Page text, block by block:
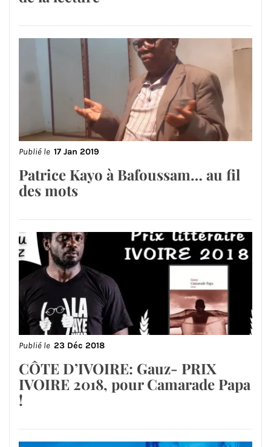
Publié le 17 Jan 2019
Patrice Kayo à Bafoussam… au fil
des mots
Publié le 23 Déc 2018
CÔTE D’IVOIRE: Gauz- PRIX
IVOIRE 2018, pour Camarade Papa
!